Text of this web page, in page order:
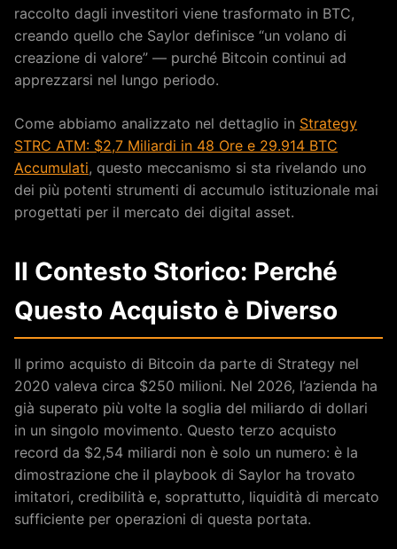
raccolto dagli investitori viene trasformato in BTC,
creando quello che Saylor definisce “un volano di
creazione di valore” — purché Bitcoin continui ad
apprezzarsi nel lungo periodo.
Come abbiamo analizzato nel dettaglio in Strategy
STRC ATM: $2,7 Miliardi in 48 Ore e 29.914 BTC
Accumulati, questo meccanismo si sta rivelando uno
dei più potenti strumenti di accumulo istituzionale mai
progettati per il mercato dei digital asset.
Il Contesto Storico: Perché
Questo Acquisto è Diverso
Il primo acquisto di Bitcoin da parte di Strategy nel
2020 valeva circa $250 milioni. Nel 2026, l’azienda ha
già superato più volte la soglia del miliardo di dollari
in un singolo movimento. Questo terzo acquisto
record da $2,54 miliardi non è solo un numero: è la
dimostrazione che il playbook di Saylor ha trovato
imitatori, credibilità e, soprattutto, liquidità di mercato
sufficiente per operazioni di questa portata.